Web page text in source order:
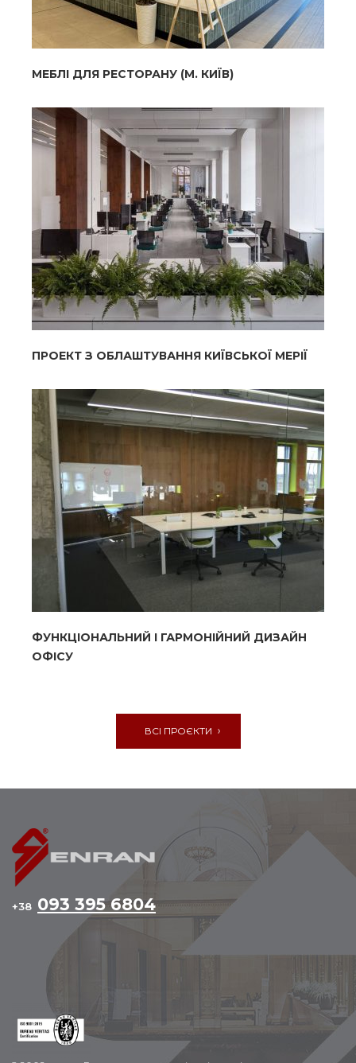
МЕБЛІ ДЛЯ РЕСТОРАНУ (М. КИЇВ)
ПРОЕКТ З ОБЛАШТУВАННЯ КИЇВСЬКОЇ МЕРІЇ
ФУНКЦІОНАЛЬНИЙ І ГАРМОНІЙНИЙ ДИЗАЙН
ОФІСУ
ВСІ ПРОЄКТИ
+38 093 395 6804